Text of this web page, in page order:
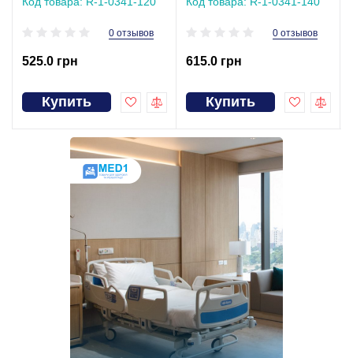
0 отзывов
525.0 грн
Купить
0 отзывов
615.0 грн
Купить